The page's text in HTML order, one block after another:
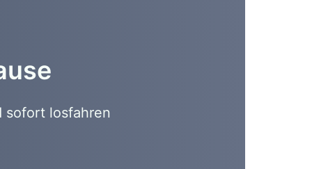
sofort losfahren